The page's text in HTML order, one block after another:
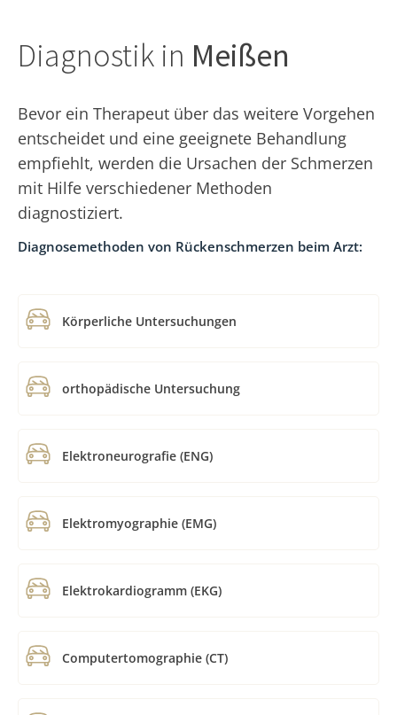
Diagnostik in Meißen
Bevor ein Therapeut über das weitere Vorgehen
entscheidet und eine geeignete Behandlung
empfiehlt, werden die Ursachen der Schmerzen
mit Hilfe verschiedener Methoden
diagnostiziert.
Diagnosemethoden von Rückenschmerzen beim Arzt:
Körperliche Untersuchungen
orthopädische Untersuchung
Elektroneurografie (ENG)
Elektromyographie (EMG)
Elektrokardiogramm (EKG)
Computertomographie (CT)